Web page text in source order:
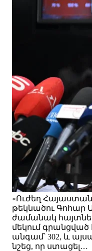
«Ուժեղ
թեկնածու Գոհար
ժամանակ
մեկում գրանցված է
անգամ՝ 302, և
նշեց, որ ստացել…